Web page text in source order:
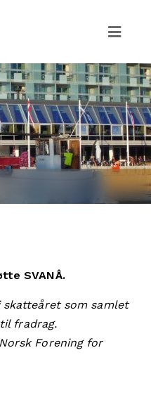
SVANÅ.
skatteåret som samlet
fradrag.
Forening for